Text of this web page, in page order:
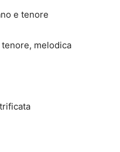
e tenore
melodica